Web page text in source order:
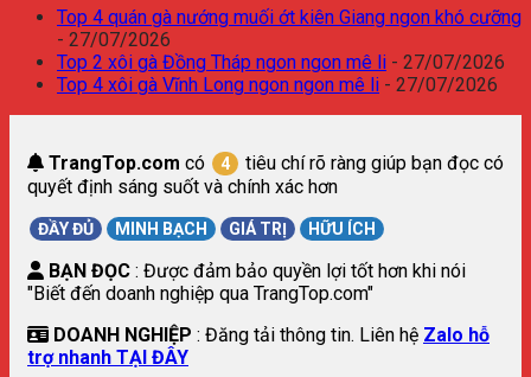
Top 4 quán gà nướng muối ớt kiên Giang ngon khó cưỡng
- 27/07/2026
Top 2 xôi gà Đồng Tháp ngon ngon mê li - 27/07/2026
Top 4 xôi gà Vĩnh Long ngon ngon mê li - 27/07/2026
TrangTop.com có 4
tiêu chí rõ ràng giúp bạn đọc có
quyết định sáng suốt và chính xác hơn
ĐẦY ĐỦ MINH BẠCH GIÁ TRỊ HỮU ÍCH
BẠN ĐỌC : Được đảm bảo quyền lợi tốt hơn khi nói
"Biết đến doanh nghiệp qua TrangTop.com"
DOANH NGHIỆP : Đăng tải thông tin. Liên hệ Zalo hỗ
trợ nhanh TẠI ĐÂY